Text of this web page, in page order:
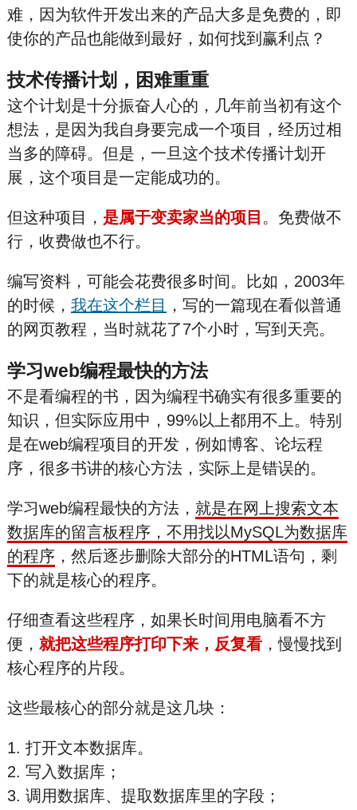
难，因为软件开发出来的产品大多是免费的，即
使你的产品也能做到最好，如何找到赢利点？
技术传播计划，困难重重
这个计划是十分振奋人心的，几年前当初有这个
想法，是因为我自身要完成一个项目，经历过相
当多的障碍。但是，一旦这个技术传播计划开
展，这个项目是一定能成功的。
但这种项目， 是属于变卖家当的项目 。免费做不
行，收费做也不行。
编写资料，可能会花费很多时间。比如，2003年
的时候， 我在这个栏目
，写的一篇现在看似普通
的网页教程，当时就花了7个小时，写到天亮。
学习web编程最快的方法
不是看编程的书，因为编程书确实有很多重要的
知识，但实际应用中，99%以上都用不上。特别
是在web编程项目的开发，例如博客、论坛程
序，很多书讲的核心方法，实际上是错误的。
学习web编程最快的方法， 就是在网上搜索文本
数据库的留言板程序，不用找以MySQL为数据库
的程序，然后逐步删除大部分的HTML语句，剩
下的就是核心的程序。
仔细查看这些程序，如果长时间用电脑看不方
便， 就把这些程序打印下来，反复看，慢慢找到
核心程序的片段。
这些最核心的部分就是这几块：
1. 打开文本数据库。
2. 写入数据库；
3. 调用数据库、提取数据库里的字段；